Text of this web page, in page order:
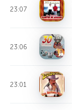
23:07
23:06
23:01